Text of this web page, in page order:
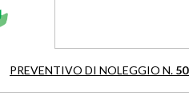
PREVENTIVO DI NOLEGGIO N.